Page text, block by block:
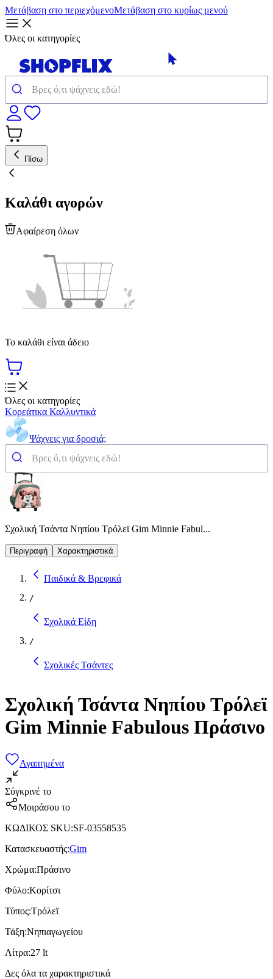
Μετάβαση στο περιεχόμενοΜετάβαση στο κυρίως μενού
Όλες οι κατηγορίες
Πίσω
Καλάθι αγορών
Αφαίρεση όλων
Το καλάθι είναι άδειο
Όλες οι κατηγορίες
Κορεάτικα Καλλυντικά
Ψάχνεις για δροσιά;
Σχολική Τσάντα Νηπίου Τρόλεϊ Gim Minnie Fabul...
Περιγραφή Χαρακτηριστικά
Παιδικά & Βρεφικά
/
Σχολικά Είδη
/
Σχολικές Τσάντες
Σχολική Τσάντα Νηπίου Τρόλεϊ
Gim Minnie Fabulous Πράσινο
Αγαπημένα
Σύγκρινέ το
Μοιράσου το
ΚΩΔΙΚΟΣ SKU:SF-03558535
Κατασκευαστής:Gim
Χρώμα:Πράσινο
Φύλο:Κορίτσι
Τύπος:Τρόλεϊ
Τάξη:Νηπιαγωγείου
Λίτρα:27 lt
Δες όλα τα χαρακτηριστικά